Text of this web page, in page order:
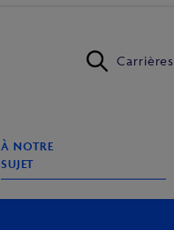
Carrières
À NOTRE
SUJET